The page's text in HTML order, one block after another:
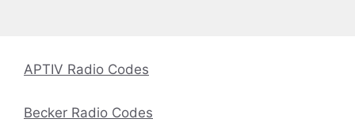
APTIV Radio Codes
Becker Radio Codes